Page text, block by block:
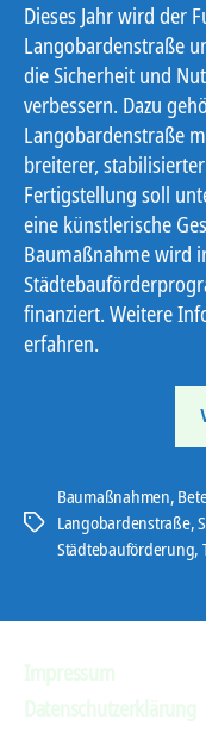
Dieses Jahr wird der
Langobardenstraße
die Sicherheit und
verbessern. Dazu
Langobardenstraße
breiterer,
Fertigstellung soll
eine künstlerische
Baumaßnahme wird
finanziert. Weitere
erfahren.
Schlagwörter
Baumaßnahmen,
Langobardenstraße,
Städtebauförderung,